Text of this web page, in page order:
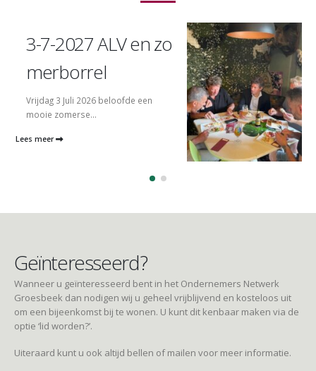
3-7-2027 ALV en zo
merborrel
Vrijdag 3 Juli 2026 beloofde een
mooie zomerse...
Lees meer
Geïnteresseerd?
Wanneer u geïnteresseerd bent in het Ondernemers Netwerk
Groesbeek dan nodigen wij u geheel vrijblijvend en kosteloos uit
om een bijeenkomst bij te wonen. U kunt dit kenbaar maken via de
optie ‘lid worden?’.
Uiteraard kunt u ook altijd bellen of mailen voor meer informatie.